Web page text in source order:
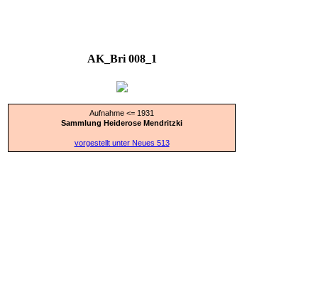
AK_Bri 008_1
Aufnahme <= 1931
Sammlung Heiderose Mendritzki
vorgestellt unter Neues 513